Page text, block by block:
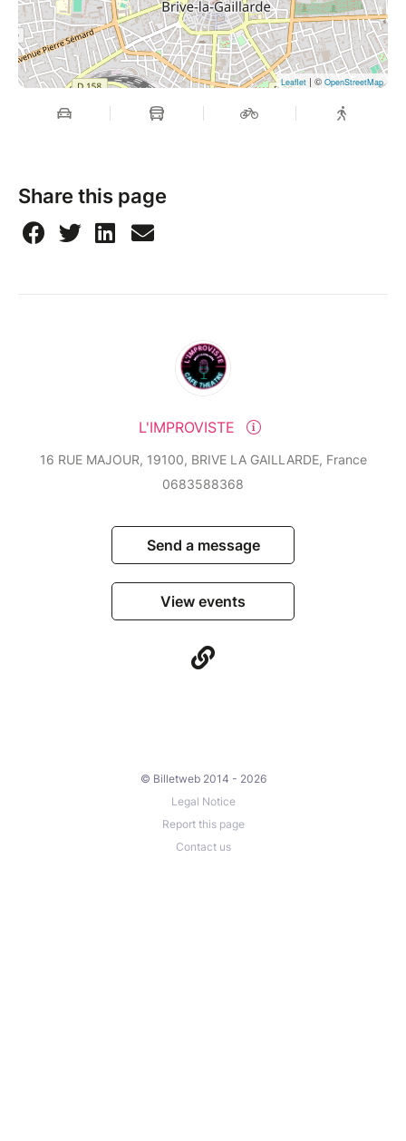
Leaflet | © OpenStreetMap
Share this page
L'IMPROVISTE
16 RUE MAJOUR, 19100, BRIVE LA GAILLARDE, France
0683588368
Send a message
View events
© Billetweb 2014 - 2026
Legal Notice
Report this page
Contact us